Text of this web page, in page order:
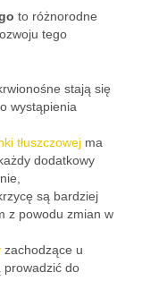
to różnorodne
tego
stają się
wystąpienia
tłuszczowej ma
dodatkowy
są bardziej
z powodu zmian w
zachodzące u
prowadzić do